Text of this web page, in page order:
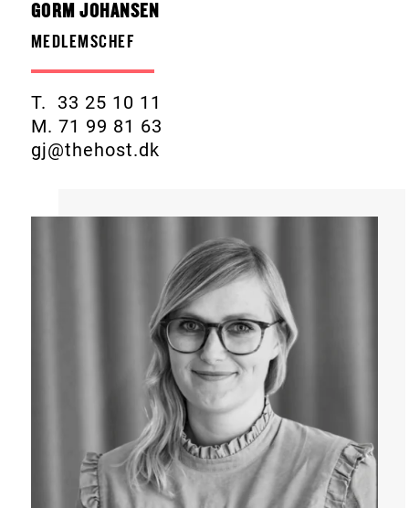
GORM JOHANSEN
MEDLEMSCHEF
T. 33 25 10 11
M. 71 99 81 63
gj@thehost.dk